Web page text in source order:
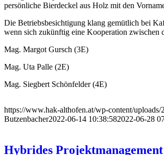
persönliche Bierdeckel aus Holz mit den
Die Betriebsbesichtigung klang gemütlich bei
wenn sich zukünftig eine Kooperation
Mag. Margot Gursch (3E)
Mag. Uta Palle (2E)
Mag. Siegbert Schönfelder (4E)
https://www.hak-althofen.at/wp-content/
Butzenbacher2022-06-14 10:38:582022-06-28
Hybrides